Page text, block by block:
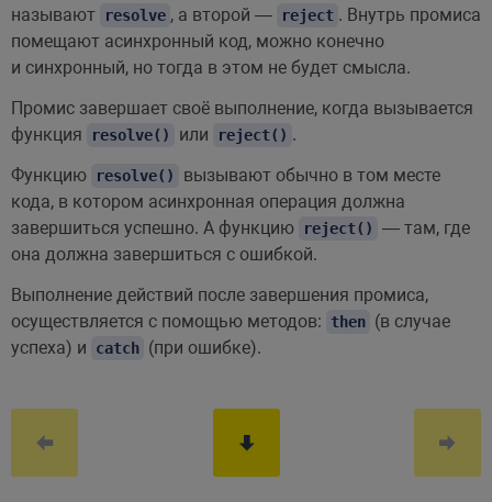
называют
resolve , а второй — reject . Внутрь промиса
помещают асинхронный код, можно конечно
и синхронный, но тогда в этом не будет смысла.
Промис завершает своё выполнение, когда вызывается
функция
resolve() или reject() .
Функцию
resolve()
вызывают обычно в том месте
кода, в котором асинхронная операция должна
завершиться успешно. А функцию
reject()
— там, где
она должна завершиться с ошибкой.
Выполнение действий после завершения промиса,
осуществляется с помощью методов:
then (в случае
успеха) и
catch (при ошибке).